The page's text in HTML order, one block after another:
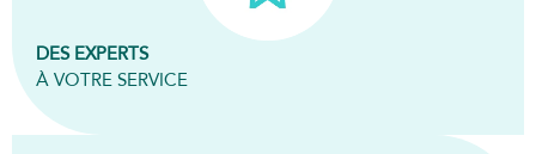
DES EXPERTS
À VOTRE SERVICE